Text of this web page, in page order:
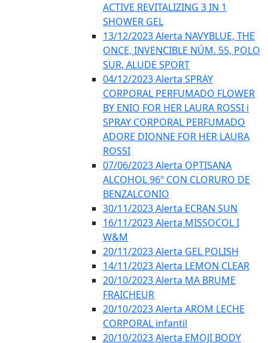
ACTIVE REVITALIZING 3 IN 1
SHOWER GEL
13/12/2023 Alerta NAVYBLUE, THE
ONCE, INVENCIBLE NÚM. 55, POLO
SUR, ALUDE SPORT
04/12/2023 Alerta SPRAY
CORPORAL PERFUMADO FLOWER
BY ENIO FOR HER LAURA ROSSI i
SPRAY CORPORAL PERFUMADO
ADORE DIONNE FOR HER LAURA
ROSSI
07/06/2023 Alerta OPTISANA
ALCOHOL 96º CON CLORURO DE
BENZALCONIO
30/11/2023 Alerta ECRAN SUN
16/11/2023 Alerta MISSOCOL I
W&M
20/11/2023 Alerta GEL POLISH
14/11/2023 Alerta LEMON CLEAR
20/10/2023 Alerta MA BRUME
FRAICHEUR
20/10/2023 Alerta AROM LECHE
CORPORAL infantil
20/10/2023 Alerta EMOJI BODY